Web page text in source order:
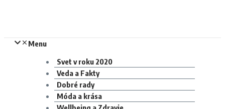
Menu
Svet v roku 2020
Veda a Fakty
Dobré rady
Móda a krása